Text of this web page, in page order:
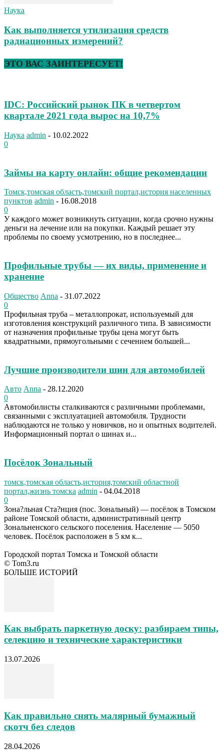
Наука
Как выполняется утилизация средств
радиационных измерений?
ЭТО ВАС ЗАИНТЕРЕСУЕТ!
IDC: Российский рынок ПК в четвертом
квартале 2021 года вырос на 10,7%
Наука admin - 10.02.2022
0
Займы на карту онлайн: общие рекомендации
Томск,томская область,томский портал,история населенных
пунктов admin - 16.08.2018
0
У каждого может возникнуть ситуации, когда срочно нужны
деньги на лечение или на покупки. Каждый решает эту
проблемы по своему усмотрению, но в последнее...
Профильные трубы — их виды, применение и
хранение
Общество Anna - 31.07.2022
0
Профильная труба – металлопрокат, используемый для
изготовления конструкций различного типа. В зависимости
от назначения профильные трубы цена могут быть
квадратными, прямоугольными с сечением большей...
Лучшие производители шин для автомобилей
Авто Anna - 28.12.2020
0
Автомобилисты сталкиваются с различными проблемами,
связанными с эксплуатацией автомобиля. Трудности
наблюдаются не только у новичков, но и опытных водителей.
Информационный портал о шинах и...
Посёлок Зональный
томск,томская область,история,томский областной
портал,жизнь томска admin - 04.04.2018
0
Зона?льная Ста?нция (пос. Зональный) — посёлок в Томском
районе Томской области, административный центр
Зональненского сельского поселения. Население — 5050
человек. Посёлок расположен в 5 км к...
Городской портал Томска и Томской области
© Tom3.ru
БОЛЬШЕ ИСТОРИЙ
Как выбрать паркетную доску: разбираем типы,
селекцию и технические характеристики
13.07.2026
Как правильно снять малярный бумажный
скотч без следов
28.04.2026